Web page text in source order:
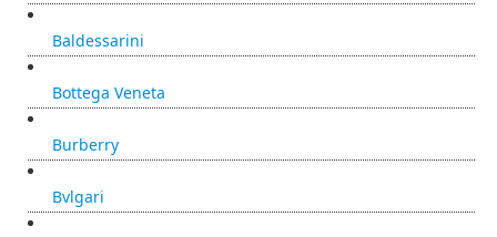
Baldessarini
Bottega Veneta
Burberry
Bvlgari